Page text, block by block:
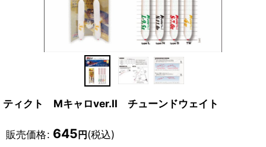
ティクト Mキャロver.II チューンドウェイト
販売価格: 645 円 (税込)